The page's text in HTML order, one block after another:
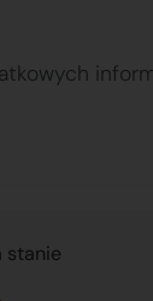
stanie